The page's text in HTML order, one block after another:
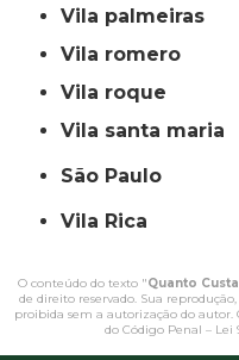
vila palmeiras
vila romero
vila roque
vila santa maria
São Paulo
Vila Rica
O conteúdo do texto "Quanto
de direito reservado. Sua
proibida sem a autorização do
do Código Penal – Lei